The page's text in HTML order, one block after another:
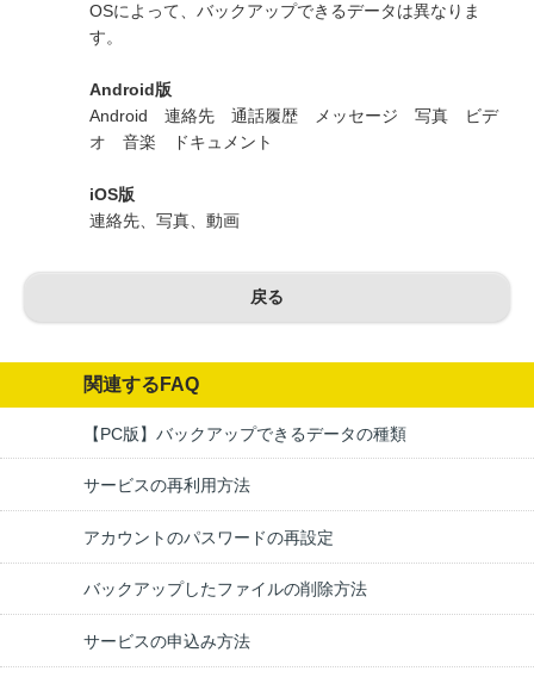
OSによって、バックアップできるデータは異なりま
す。
Android版
Android 連絡先 通話履歴 メッセージ 写真 ビデ
オ 音楽 ドキュメント
iOS版
連絡先、写真、動画
戻る
関連するFAQ
【PC版】バックアップできるデータの種類
サービスの再利用方法
アカウントのパスワードの再設定
バックアップしたファイルの削除方法
サービスの申込み方法